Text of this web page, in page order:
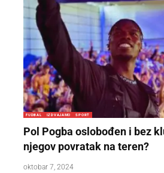
FUDBAL IZDVAJAMO SPORT
Pol Pogba oslobođen i bez
njegov povratak na teren?
oktobar 7, 2024